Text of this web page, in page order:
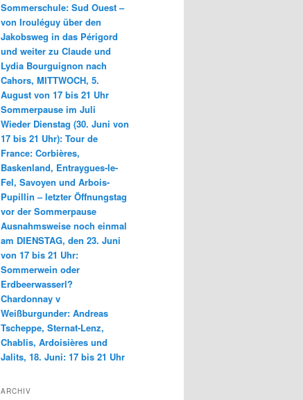
Sommerschule: Sud Ouest –
von Irouléguy über den
Jakobsweg in das Périgord
und weiter zu Claude und
Lydia Bourguignon nach
Cahors, MITTWOCH, 5.
August von 17 bis 21 Uhr
Sommerpause im Juli
Wieder Dienstag (30. Juni von
17 bis 21 Uhr): Tour de
France: Corbières,
Baskenland, Entraygues-le-
Fel, Savoyen und Arbois-
Pupillin – letzter Öffnungstag
vor der Sommerpause
Ausnahmsweise noch einmal
am DIENSTAG, den 23. Juni
von 17 bis 21 Uhr:
Sommerwein oder
Erdbeerwasserl?
Chardonnay v
Weißburgunder: Andreas
Tscheppe, Sternat-Lenz,
Chablis, Ardoisières und
Jalits, 18. Juni: 17 bis 21 Uhr
ARCHIV